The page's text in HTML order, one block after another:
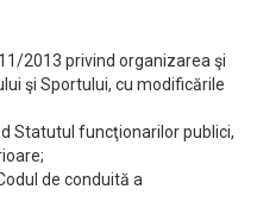
2013 privind organizarea şi
şi Sportului, cu modificările
Statutul funcţionarilor publici,
de conduită a